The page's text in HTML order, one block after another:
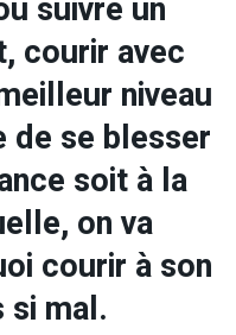
suivre un
courir avec
niveau
de se blesser
soit à la
on va
courir à son
si mal.